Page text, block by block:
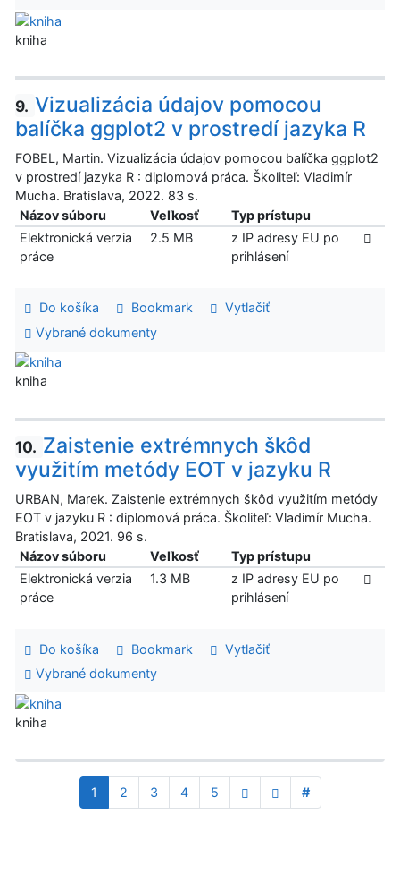
kniha
9. Vizualizácia údajov pomocou
balíčka ggplot2 v prostredí jazyka R
FOBEL, Martin. Vizualizácia údajov pomocou balíčka ggplot2
v prostredí jazyka R : diplomová práca. Školiteľ: Vladimír
Mucha. Bratislava, 2022. 83 s.
Názov súboru
Veľkosť
Typ prístupu
Elektronická verzia
práce
2.5 MB
z IP adresy EU po
prihlásení
Do košíka Bookmark
Vytlačiť
Vybrané dokumenty
kniha
10. Zaistenie extrémnych škôd
využitím metódy EOT v jazyku R
URBAN, Marek. Zaistenie extrémnych škôd využitím metódy
EOT v jazyku R : diplomová práca. Školiteľ: Vladimír Mucha.
Bratislava, 2021. 96 s.
Názov súboru
Veľkosť
Typ prístupu
Elektronická verzia
práce
1.3 MB
z IP adresy EU po
prihlásení
Do košíka Bookmark
Vytlačiť
Vybrané dokumenty
kniha
1 2 3 4 5 #